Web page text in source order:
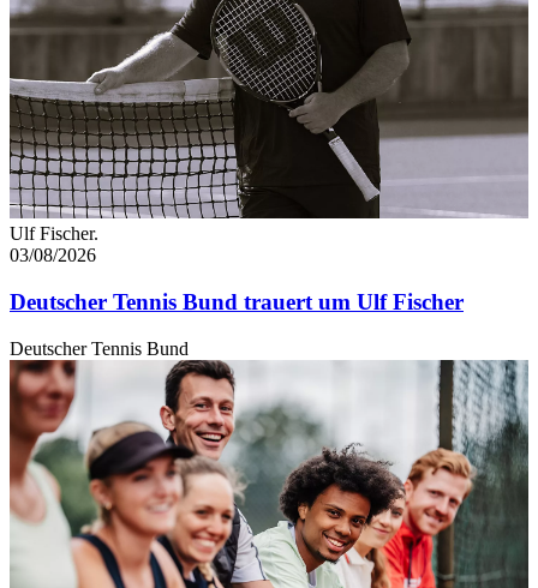
Ulf Fischer.
03/08/2026
Deutscher Tennis Bund trauert um Ulf Fischer
Deutscher Tennis Bund